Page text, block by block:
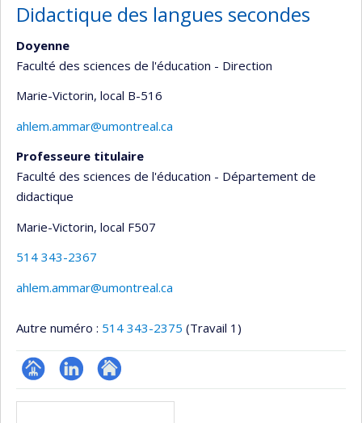
Didactique des langues secondes
Doyenne
Faculté des sciences de l'éducation - Direction
Marie-Victorin, local B-516
ahlem.ammar@umontreal.ca
Professeure titulaire
Faculté des sciences de l'éducation - Département de
didactique
Marie-Victorin, local F507
514 343-2367
ahlem.ammar@umontreal.ca
Autre numéro : 514 343-2375 (Travail 1)
Page LinkedInAutre
Médias